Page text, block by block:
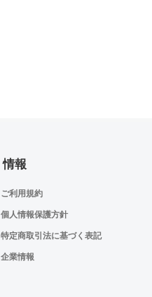
情報
ご利用規約
個人情報保護方針
特定商取引法に基づく表記
企業情報